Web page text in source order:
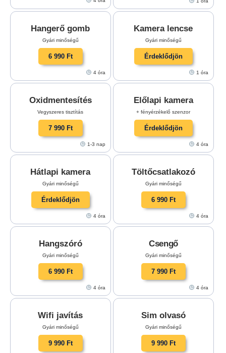
Hangerő gomb
Gyári minőségű
6 990 Ft
4 óra
Kamera lencse
Gyári minőségű
Érdeklődjön
1 óra
Oxidmentesítés
Vegyszeres tisztítás
7 990 Ft
1-3 nap
Előlapi kamera
+ fényérzékelő szenzor
Érdeklődjön
4 óra
Hátlapi kamera
Gyári minőségű
Érdeklődjön
4 óra
Töltőcsatlakozó
Gyári minőségű
6 990 Ft
4 óra
Hangszóró
Gyári minőségű
6 990 Ft
4 óra
Csengő
Gyári minőségű
7 990 Ft
4 óra
Wifi javítás
Gyári minőségű
9 990 Ft
Sim olvasó
Gyári minőségű
9 990 Ft